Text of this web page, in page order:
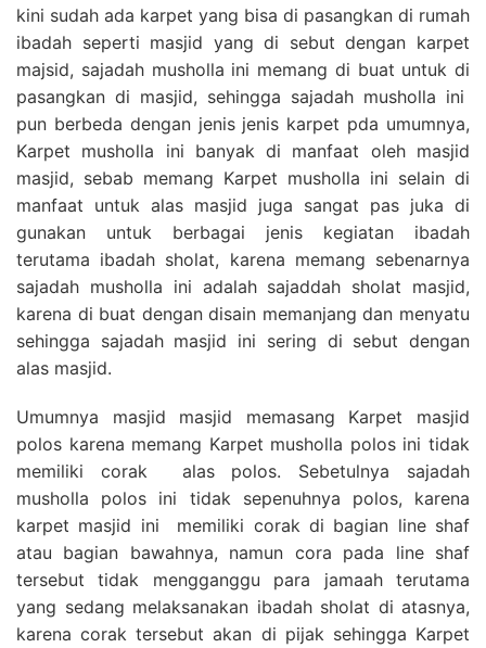
kini sudah ada karpet yang bisa di pasangkan di rumah
ibadah seperti masjid yang di sebut dengan karpet
majsid, sajadah musholla ini memang di buat untuk di
pasangkan di masjid, sehingga sajadah musholla ini
pun berbeda dengan jenis jenis karpet pda umumnya,
Karpet musholla ini banyak di manfaat oleh masjid
masjid, sebab memang Karpet musholla ini selain di
manfaat untuk alas masjid juga sangat pas juka di
gunakan untuk berbagai jenis kegiatan ibadah
terutama ibadah sholat, karena memang sebenarnya
sajadah musholla ini adalah sajaddah sholat masjid,
karena di buat dengan disain memanjang dan menyatu
sehingga sajadah masjid ini sering di sebut dengan
alas masjid.
Umumnya masjid masjid memasang Karpet masjid
polos karena memang Karpet musholla polos ini tidak
memiliki corak alas polos. Sebetulnya sajadah
musholla polos ini tidak sepenuhnya polos, karena
karpet masjid ini memiliki corak di bagian line shaf
atau bagian bawahnya, namun cora pada line shaf
tersebut tidak mengganggu para jamaah terutama
yang sedang melaksanakan ibadah sholat di atasnya,
karena corak tersebut akan di pijak sehingga Karpet